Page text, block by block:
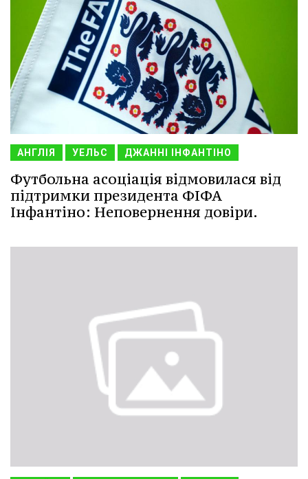
АНГЛІЯ УЕЛЬС ДЖАННІ ІНФАНТІНО
Футбольна асоціація відмовилася від
підтримки президента ФІФА
Інфантіно: Неповернення довіри.